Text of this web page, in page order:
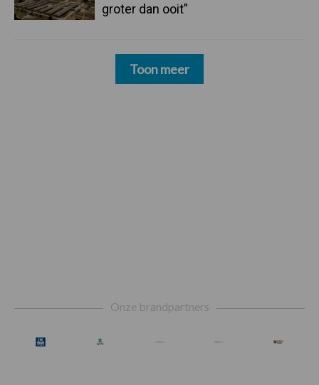
groter dan ooit”
Toon meer
Onze brandpartners